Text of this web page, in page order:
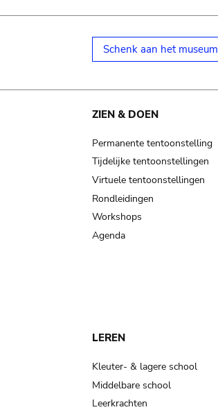
Schenk aan het museum
ZIEN & DOEN
Permanente tentoonstelling
Tijdelijke tentoonstellingen
Virtuele tentoonstellingen
Rondleidingen
Workshops
Agenda
LEREN
Kleuter- & lagere school
Middelbare school
Leerkrachten